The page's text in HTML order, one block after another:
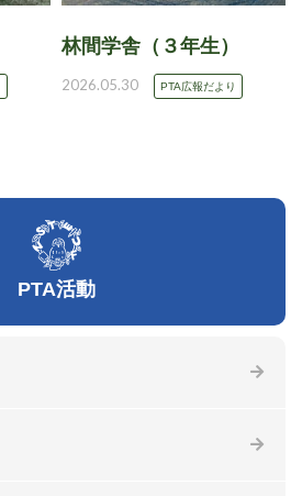
林間学舎（３年生）
2026.05.30 PTA広報だより
PTA活動